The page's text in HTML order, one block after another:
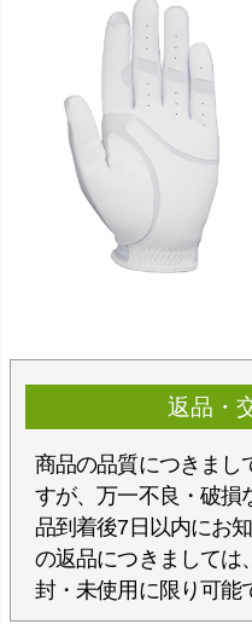
返品・
商品の品質につきまし
すが、万一不良・破損
品到着後7日以内にお
の返品につきましては
封・未使用に限り可能